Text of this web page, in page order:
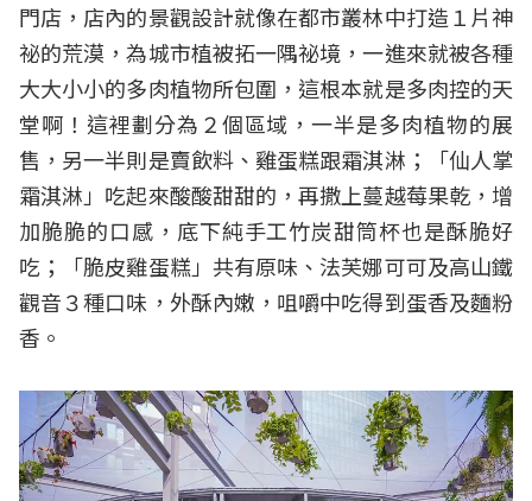
門店，店內的景觀設計就像在都市叢林中打造１片神
祕的荒漠，為城市植被拓一隅祕境，一進來就被各種
大大小小的多肉植物所包圍，這根本就是多肉控的天
堂啊！這裡劃分為２個區域，一半是多肉植物的展
售，另一半則是賣飲料、雞蛋糕跟霜淇淋；「仙人掌
霜淇淋」吃起來酸酸甜甜的，再撒上蔓越莓果乾，增
加脆脆的口感，底下純手工竹炭甜筒杯也是酥脆好
吃；「脆皮雞蛋糕」共有原味、法芙娜可可及高山鐵
觀音３種口味，外酥內嫩，咀嚼中吃得到蛋香及麵粉
香。